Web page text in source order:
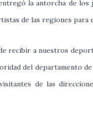
la antorcha de los
de las regiones
recibir a nuestros
del departamento
de las